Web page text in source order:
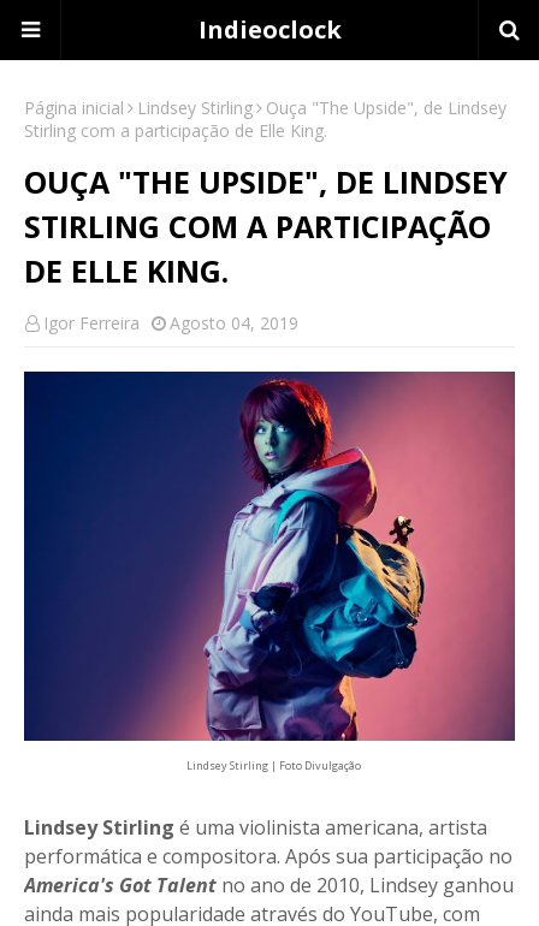
Indieoclock
Página inicial Lindsey Stirling
Ouça "The Upside", de Lindsey
Stirling com a participação de Elle King.
OUÇA "THE UPSIDE", DE LINDSEY
STIRLING COM A PARTICIPAÇÃO
DE ELLE KING.
Igor Ferreira Agosto 04, 2019
Lindsey Stirling | Foto Divulgação
Lindsey Stirling é uma violinista americana, artista
performática e compositora. Após sua participação no
America's Got Talent no ano de 2010, Lindsey ganhou
ainda mais popularidade através do YouTube, com